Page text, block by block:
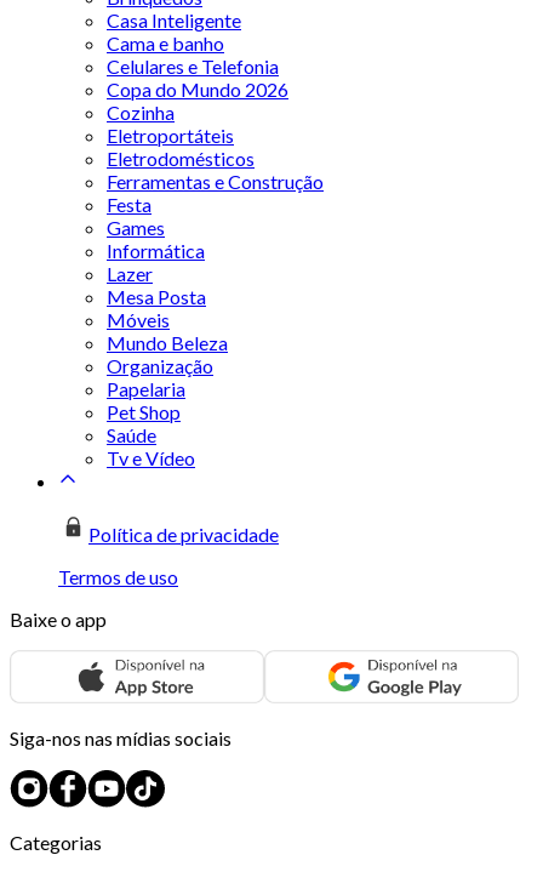
Casa Inteligente
Cama e banho
Celulares e Telefonia
Copa do Mundo 2026
Cozinha
Eletroportáteis
Eletrodomésticos
Ferramentas e Construção
Festa
Games
Informática
Lazer
Mesa Posta
Móveis
Mundo Beleza
Organização
Papelaria
Pet Shop
Saúde
Tv e Vídeo
Política de privacidade
Termos de uso
Baixe o app
Siga-nos nas mídias sociais
Categorias